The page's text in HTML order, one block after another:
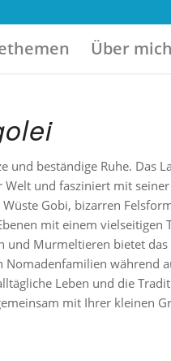
Über mich
und beständige Ruhe. Das
und fasziniert mit
Gobi, bizarren
mit einem vielseitigen
und Murmeltieren bietet
Nomadenfamilien während
Leben und die
mit Ihrer kleinen